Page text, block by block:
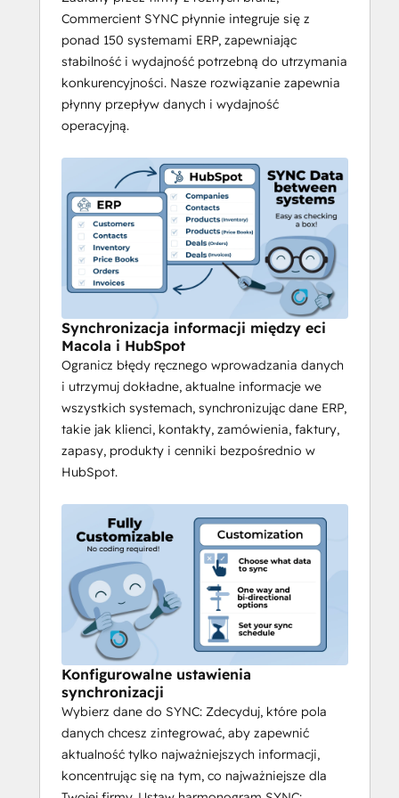
Commercient SYNC płynnie integruje się z
ponad 150 systemami ERP, zapewniając
stabilność i wydajność potrzebną do utrzymania
konkurencyjności. Nasze rozwiązanie zapewnia
płynny przepływ danych i wydajność
operacyjną.
Synchronizacja informacji między eci
Macola i HubSpot
Ogranicz błędy ręcznego wprowadzania danych
i utrzymuj dokładne, aktualne informacje we
wszystkich systemach, synchronizując dane ERP,
takie jak klienci, kontakty, zamówienia, faktury,
zapasy, produkty i cenniki bezpośrednio w
HubSpot.
Konfigurowalne ustawienia
synchronizacji
Wybierz dane do SYNC: Zdecyduj, które pola
danych chcesz zintegrować, aby zapewnić
aktualność tylko najważniejszych informacji,
koncentrując się na tym, co najważniejsze dla